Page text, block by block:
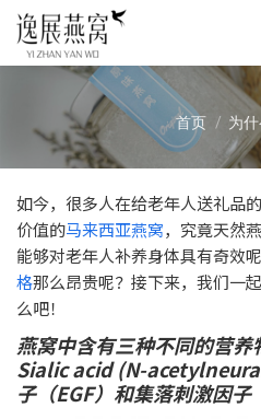
您在这里：
首页 为
如今，很多人在给老年人送礼品
价值的马来西亚燕窝，究竟天然
能够对老年人补养身体具有奇效
格那么昂贵呢？接下来，我们一
么吧！
燕窝中含有三种不同的营
Sialic acid (N-
子（EGF）和集落刺激因子